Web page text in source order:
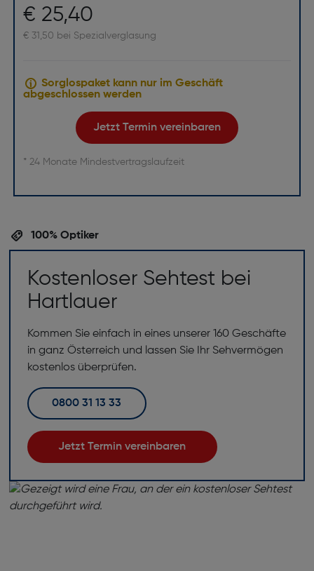
€ 25,40
€ 31,50 bei Spezialverglasung
Sorglospaket kann nur im Geschäft
abgeschlossen werden
Jetzt Termin vereinbaren
* 24 Monate Mindestvertragslaufzeit
100% Optiker
Kostenloser Sehtest bei
Hartlauer
Kommen Sie einfach in eines unserer 160 Geschäfte
in ganz Österreich und lassen Sie Ihr Sehvermögen
kostenlos überprüfen.
0800 31 13 33
Jetzt Termin vereinbaren